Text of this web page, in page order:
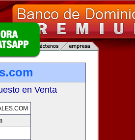
en Venta